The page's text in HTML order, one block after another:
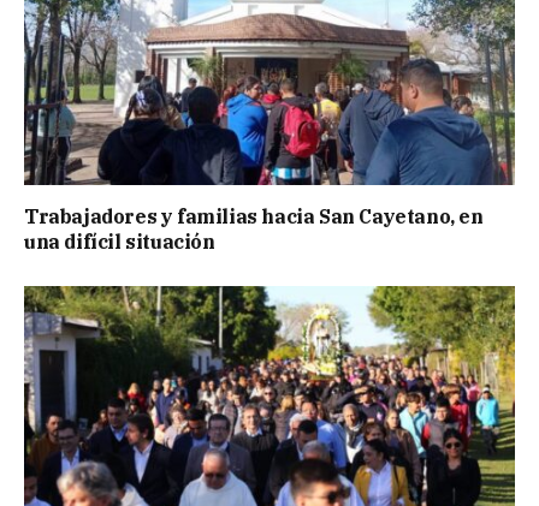
Trabajadores y familias hacia San Cayetano, en
una difícil situación